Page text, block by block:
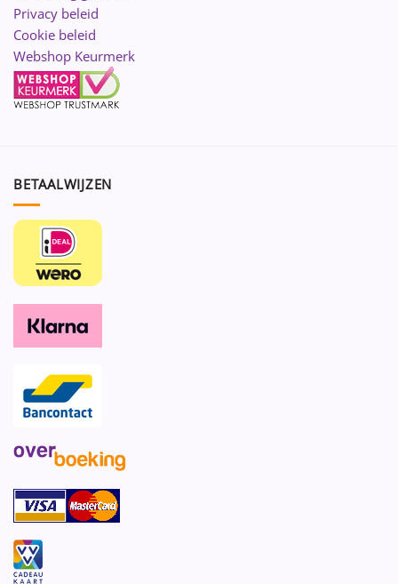
Privacy beleid
Cookie beleid
Webshop Keurmerk
BETAALWIJZEN